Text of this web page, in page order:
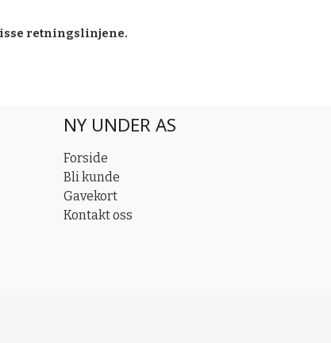
retningslinjene.
NY UNDER AS
Forside
Bli kunde
Gavekort
Kontakt oss